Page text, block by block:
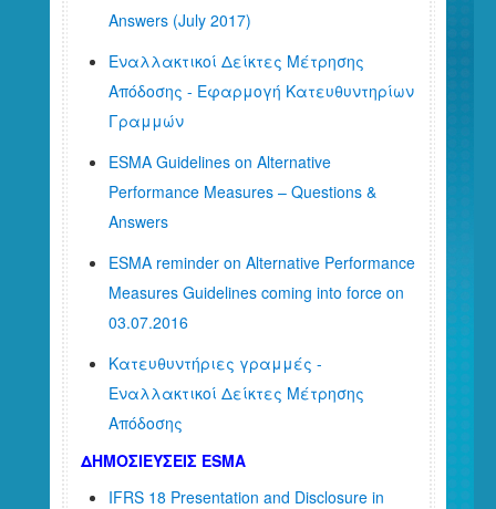
Answers (July 2017)
Εναλλακτικοί Δείκτες Μέτρησης
Απόδοσης - Εφαρμογή Κατευθυντηρίων
Γραμμών
ESMA Guidelines on Alternative
Performance Measures – Questions &
Answers
ESMA reminder on Alternative Performance
Measures Guidelines coming into force on
03.07.2016
Κατευθυντήριες γραμμές -
Εναλλακτικοί Δείκτες Μέτρησης
Απόδοσης
ΔΗΜΟΣΙΕΥΣΕΙΣ ESMA
IFRS 18 Presentation and Disclosure in